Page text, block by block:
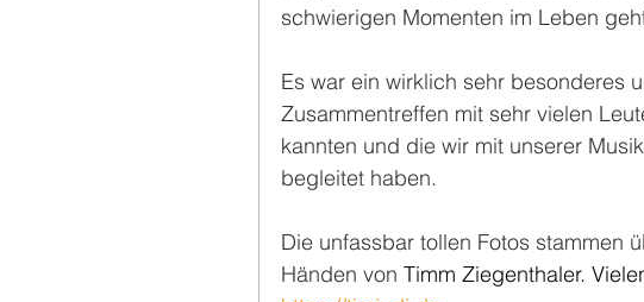
schwierigen Momenten im Leben
Es war ein wirklich sehr besonderes
Zusammentreffen mit sehr vielen
kannten und die wir mit unserer
begleitet haben.
Die unfassbar tollen Fotos stammen
Händen von Timm Ziegenthaler.